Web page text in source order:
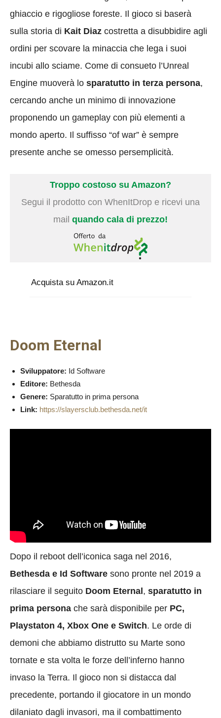
ghiaccio e rigogliose foreste. Il gioco si baserà
sulla storia di Kait Diaz costretta a disubbidire agli
ordini per scovare la minaccia che lega i suoi
incubi allo sciame. Come di consueto l’Unreal
Engine muoverà lo sparatutto in terza persona,
cercando anche un minimo di innovazione
proponendo un gameplay con più elementi a
mondo aperto. Il suffisso “of war” è sempre
presente anche se omesso persemplicità.
Troppo costoso su Amazon?
Segui il prodotto con WhenItDrop e ricevi una
mail quando cala di prezzo!
Acquista su Amazon.it
Doom Eternal
Sviluppatore: Id Software
Editore: Bethesda
Genere: Sparatutto in prima persona
Link: https://slayersclub.bethesda.net/it
Dopo il reboot dell’iconica saga nel 2016,
Bethesda e Id Software sono pronte nel 2019 a
rilasciare il seguito Doom Eternal , sparatutto in
prima persona che sarà disponibile per PC,
Playstaton 4, Xbox One e Switch. Le orde di
demoni che abbiamo distrutto su Marte sono
tornate e sta volta le forze dell’inferno hanno
invaso la Terra. Il gioco non si distacca dal
precedente, portando il giocatore in un mondo
dilaniato dagli invasori, ma il combattimento